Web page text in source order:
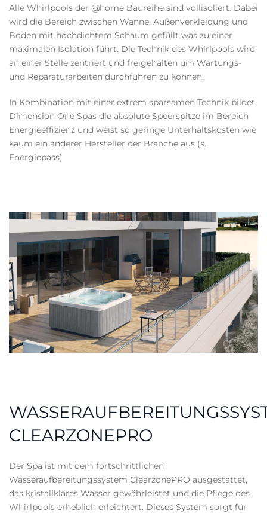
Alle Whirlpools der @home Baureihe sind vollisoliert. Dabei
wird die Bereich zwischen Wanne, Außenverkleidung und
Boden mit hochdichtem Schaum gefüllt was zu einer
maximalen Isolation führt. Die Technik des Whirlpools wird
an einer Stelle zentriert und freigehalten um Wartungs-
und Reparaturarbeiten durchführen zu können.
In Kombination mit einer extrem sparsamen Technik bildet
Dimension One Spas die absolute Speerspitze im Bereich
Energieeffizienz und weist so geringe Unterhaltskosten wie
kaum ein anderer Hersteller der Branche aus (s.
Energiepass)
CLEARZONEPRO
Der Spa ist mit dem fortschrittlichen
Wasseraufbereitungssystem ClearzonePRO ausgestattet,
das kristallklares Wasser gewährleistet und die Pflege des
Whirlpools erheblich erleichtert. Dieses System sorgt für